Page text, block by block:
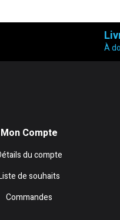
À
Mon Compte
du compte
de souhaits
Commandes